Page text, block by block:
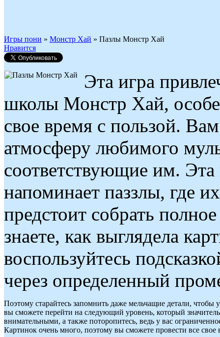
Игры пони » Монстр Хай » Пазлы Монстр Хай
Нравится
Эта игра
школы Монстр Хай,
свое время с пользой.
атмосферу любимого
соответствующие им.
напоминает паззлы, где
предстоит собрать
знаете, как выглядела
воспользуйтесь
через определенный
Поэтому старайтесь запомнить даже мельчащие детали, чтобы
вы сможете перейти на следующий уровень, который
внимательными, а также поторопитесь, ведь у вас
Картинок очень много, поэтому вы сможете провести все свое